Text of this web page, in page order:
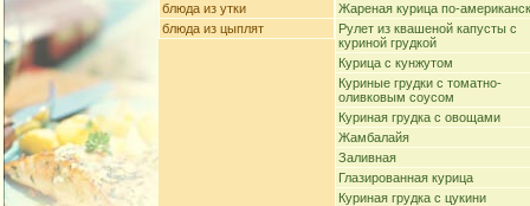
блюда из утки
блюда из цыплят
Жареная курица по-
Рулет из квашеной капусты с
куриной грудкой
Курица с кунжутом
Куриные грудки с томатно-
оливковым соусом
Куриная грудка с овощами
Жамбалайя
Заливная
Глазированная курица
Куриная грудка с цукини